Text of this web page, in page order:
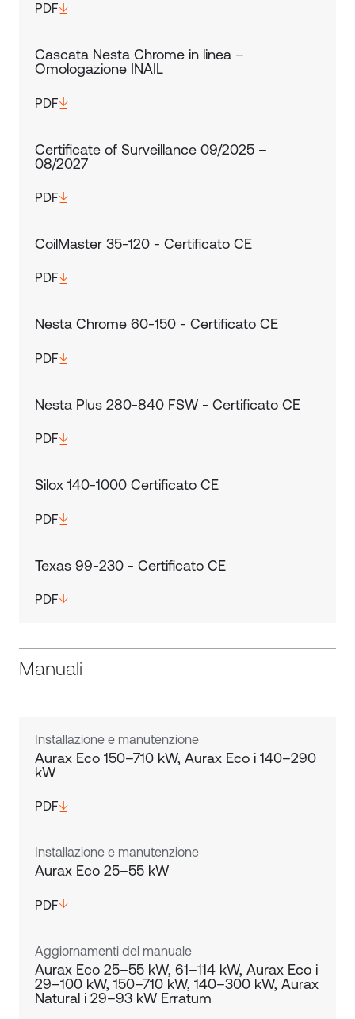
PDF
Cascata Nesta Chrome in linea –
Omologazione INAIL
PDF
Certificate of Surveillance 09/2025 –
08/2027
PDF
CoilMaster 35-120 - Certificato CE
PDF
Nesta Chrome 60-150 - Certificato CE
PDF
Nesta Plus 280-840 FSW - Certificato CE
PDF
Silox 140-1000 Certificato CE
PDF
Texas 99-230 - Certificato CE
PDF
Manuali
Installazione e manutenzione
Aurax Eco 150–710 kW, Aurax Eco i 140–290
kW
PDF
Installazione e manutenzione
Aurax Eco 25–55 kW
PDF
Aggiornamenti del manuale
Aurax Eco 25–55 kW, 61–114 kW, Aurax Eco i
29–100 kW, 150–710 kW, 140–300 kW, Aurax
Natural i 29–93 kW Erratum